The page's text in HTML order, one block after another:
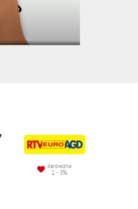
darowizna
1 - 3%